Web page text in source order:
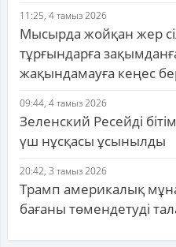
11:25, 4 тамыз 2026
Мысырда жойқан жер
тұрғындарға
жақындамауға кеңес
09:44, 4 тамыз 2026
Зеленский Ресейді
үш нұсқасы ұсынылды
20:42, 3 тамыз 2026
Трамп америкалық
бағаны төмендетуді